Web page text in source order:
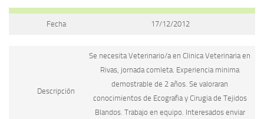
Fecha 17/12/2012
Descripción
Se necesita Veterinario/a en Clinica Veterinaria en
Rivas, jornada comleta. Experiencia minima
demostrable de 2 años. Se valoraran
conocimientos de Ecografia y Cirugia de Tejidos
Blandos. Trabajo en equipo. Interesados enviar